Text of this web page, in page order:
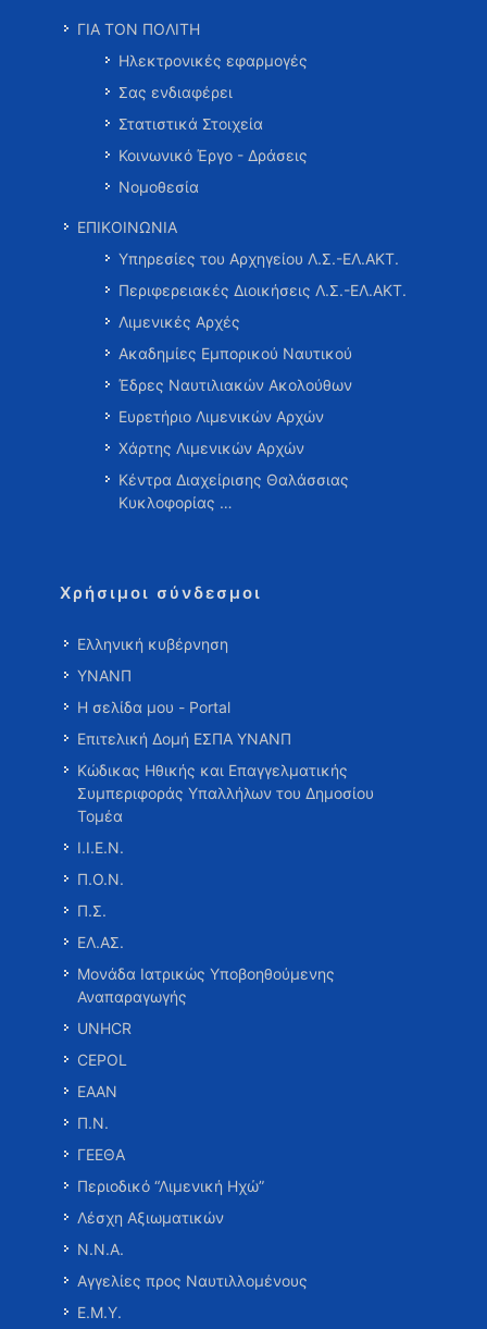
ΓΙΑ ΤΟΝ ΠΟΛΙΤΗ
Ηλεκτρονικές εφαρμογές
Σας ενδιαφέρει
Στατιστικά Στοιχεία
Κοινωνικό Έργο - Δράσεις
Νομοθεσία
ΕΠΙΚΟΙΝΩΝΙΑ
Υπηρεσίες του Αρχηγείου Λ.Σ.-ΕΛ.ΑΚΤ.
Περιφερειακές Διοικήσεις Λ.Σ.-ΕΛ.ΑΚΤ.
Λιμενικές Αρχές
Ακαδημίες Εμπορικού Ναυτικού
Έδρες Ναυτιλιακών Ακολούθων
Ευρετήριο Λιμενικών Αρχών
Χάρτης Λιμενικών Αρχών
Κέντρα Διαχείρισης Θαλάσσιας
Κυκλοφορίας …
Χρήσιμοι σύνδεσμοι
Ελληνική κυβέρνηση
ΥΝΑΝΠ
Η σελίδα μου - Portal
Επιτελική Δομή ΕΣΠΑ ΥΝΑΝΠ
Κώδικας Ηθικής και Επαγγελματικής
Συμπεριφοράς Υπαλλήλων του Δημοσίου
Τομέα
Ι.Ι.Ε.Ν.
Π.Ο.Ν.
Π.Σ.
ΕΛ.ΑΣ.
Μονάδα Ιατρικώς Υποβοηθούμενης
Αναπαραγωγής
UNHCR
CEPOL
ΕΑΑΝ
Π.Ν.
ΓΕΕΘΑ
Περιοδικό “Λιμενική Ηχώ”
Λέσχη Αξιωματικών
Ν.Ν.Α.
Αγγελίες προς Ναυτιλλομένους
Ε.Μ.Υ.